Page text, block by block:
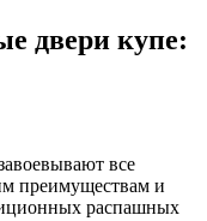
двери купе:
все
преимуществам и
распашных